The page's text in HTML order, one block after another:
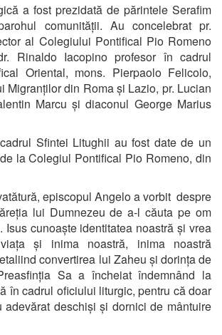
a fost prezidată de părintele Serafim
comunității. Au concelebrat pr.
al Colegiului Pontifical Pio Romeno
Rinaldo Iacopino profesor în cadrul
Oriental, mons. Pierpaolo Felicolo,
Migranților din Roma și Lazio, pr. Lucian
Marcu și diaconul George Marius
Sfintei Litughii au fost date de un
la Colegiul Pontifical Pio Romeno, din
episcopul Angelo a vorbit despre
lui Dumnezeu de a-l căuta pe om
Isus cunoaște identitatea noastră și vrea
și inima noastră, inima noastră
convertirea lui Zaheu și dorința de
Sa a încheiat îndemnând la
în cadrul oficiului liturgic, pentru că doar
adevărat deschiși și dornici de mântuire